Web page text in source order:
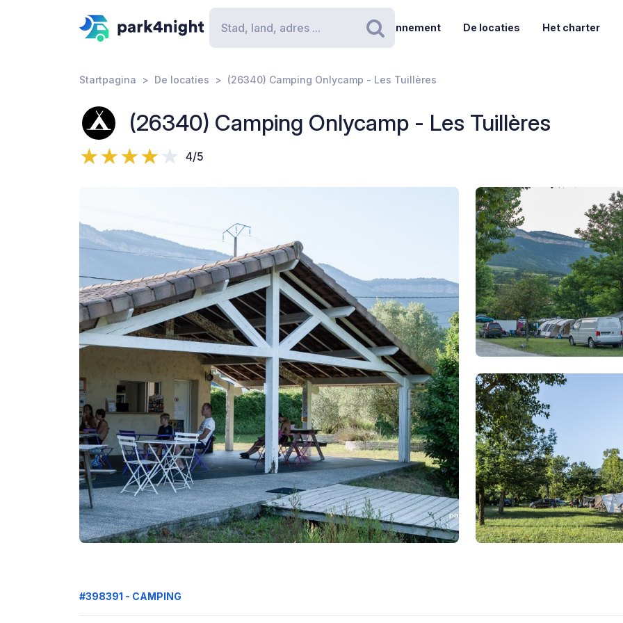
Zoeken
Abonnement De locaties Het charter
Startpagina De locaties (26340) Camping Onlycamp - Les Tuillères
(26340) Camping Onlycamp - Les Tuillères
4/5
#398391 - CAMPING